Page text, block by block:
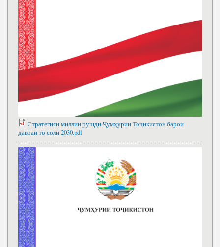
Стратегияи миллии рушди Ҷумҳурии Тоҷикистон барои
давраи то соли 2030.pdf